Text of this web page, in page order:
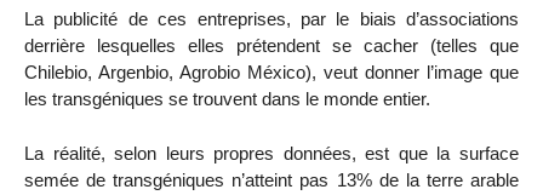
La publicité de ces entreprises, par le biais d’associations
derrière lesquelles elles prétendent se cacher (telles que
Chilebio, Argenbio, Agrobio México), veut donner l’image que
les transgéniques se trouvent dans le monde entier.
La réalité, selon leurs propres données, est que la surface
semée de transgéniques n’atteint pas 13% de la terre arable